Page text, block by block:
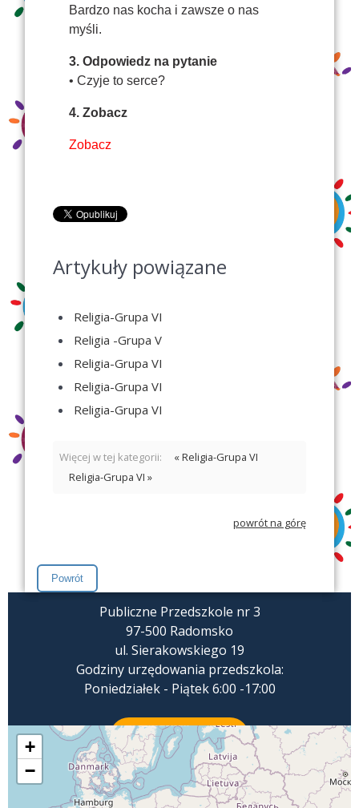
Bardzo nas kocha i zawsze o nas
myśli.
3. Odpowiedz na pytanie
• Czyje to serce?
4. Zobacz
Zobacz
Artykuły powiązane
Religia-Grupa VI
Religia -Grupa V
Religia-Grupa VI
Religia-Grupa VI
Religia-Grupa VI
Więcej w tej kategorii:
« Religia-Grupa VI
Religia-Grupa VI »
powrót na górę
Publiczne Przedszkole nr 3
97-500 Radomsko
ul. Sierakowskiego 19
Godziny urzędowania przedszkola:
Poniedziałek - Piątek 6:00 -17:00
ZADZWOŃ
+
−